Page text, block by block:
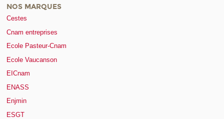
NOS MARQUES
Cestes
Cnam entreprises
Ecole Pasteur-Cnam
Ecole Vaucanson
EICnam
ENASS
Enjmin
ESGT